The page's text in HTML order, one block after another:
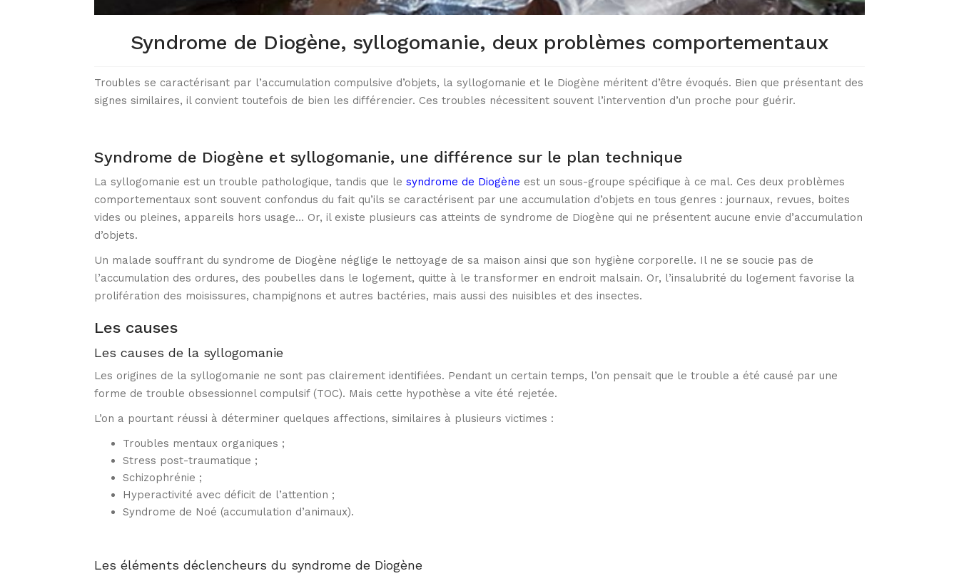
Syndrome de Diogène, syllogomanie, deux problèmes comportementaux
Troubles se caractérisant par l’accumulation compulsive d’objets, la syllogomanie et le Diogène méritent d’être évoqués. Bien que présentant des
signes similaires, il convient toutefois de bien les différencier. Ces troubles nécessitent souvent l’intervention d’un proche pour guérir.
Syndrome de Diogène et syllogomanie, une différence sur le plan technique
La syllogomanie est un trouble pathologique, tandis que le syndrome de Diogène est un sous-groupe spécifique à ce mal. Ces deux problèmes
comportementaux sont souvent confondus du fait qu’ils se caractérisent par une accumulation d’objets en tous genres : journaux, revues, boites
vides ou pleines, appareils hors usage… Or, il existe plusieurs cas atteints de syndrome de Diogène qui ne présentent aucune envie d’accumulation
d’objets.
Un malade souffrant du syndrome de Diogène néglige le nettoyage de sa maison ainsi que son hygiène corporelle. Il ne se soucie pas de
l’accumulation des ordures, des poubelles dans le logement, quitte à le transformer en endroit malsain. Or, l’insalubrité du logement favorise la
prolifération des moisissures, champignons et autres bactéries, mais aussi des nuisibles et des insectes.
Les causes
Les causes de la syllogomanie
Les origines de la syllogomanie ne sont pas clairement identifiées. Pendant un certain temps, l’on pensait que le trouble a été causé par une
forme de trouble obsessionnel compulsif (TOC). Mais cette hypothèse a vite été rejetée.
L’on a pourtant réussi à déterminer quelques affections, similaires à plusieurs victimes :
Troubles mentaux organiques ;
Stress post-traumatique ;
Schizophrénie ;
Hyperactivité avec déficit de l’attention ;
Syndrome de Noé (accumulation d’animaux).
Les éléments déclencheurs du syndrome de Diogène